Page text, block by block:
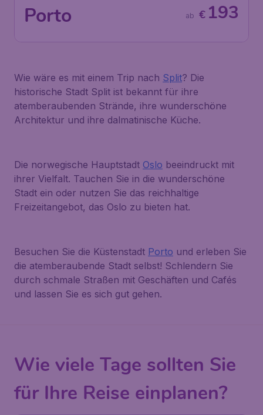
Porto € 193
ab
Wie wäre es mit einem Trip nach Split? Die
historische Stadt Split ist bekannt für ihre
atemberaubenden Strände, ihre wunderschöne
Architektur und ihre dalmatinische Küche.
Die norwegische Hauptstadt Oslo beeindruckt mit
ihrer Vielfalt. Tauchen Sie in die wunderschöne
Stadt ein oder nutzen Sie das reichhaltige
Freizeitangebot, das Oslo zu bieten hat.
Besuchen Sie die Küstenstadt Porto und erleben Sie
die atemberaubende Stadt selbst! Schlendern Sie
durch schmale Straßen mit Geschäften und Cafés
und lassen Sie es sich gut gehen.
Wie viele Tage sollten Sie
für Ihre Reise einplanen?